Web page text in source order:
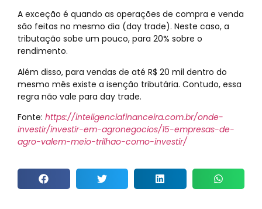
A exceção é quando as operações de compra e venda
são feitas no mesmo dia (day trade). Neste caso, a
tributação sobe um pouco, para 20% sobre o
rendimento.
Além disso, para vendas de até R$ 20 mil dentro do
mesmo mês existe a isenção tributária. Contudo, essa
regra não vale para day trade.
Fonte: https://inteligenciafinanceira.com.br/onde-
investir/investir-em-agronegocios/15-empresas-de-
agro-valem-meio-trilhao-como-investir/